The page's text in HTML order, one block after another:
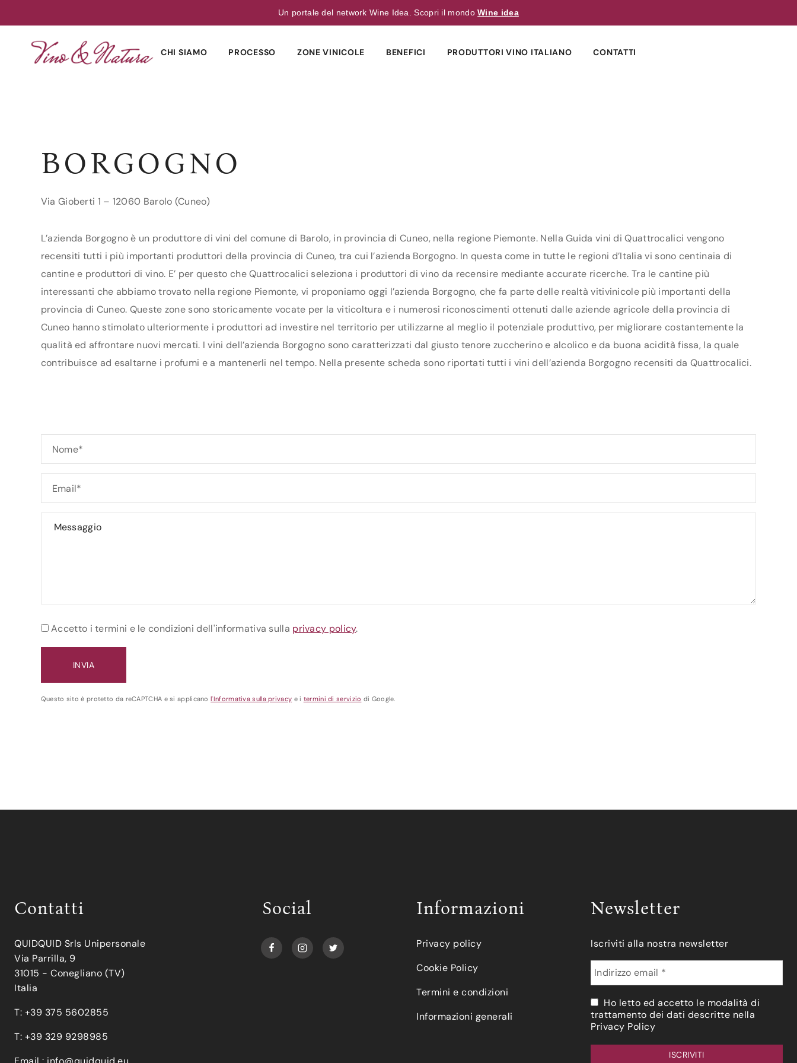
Un portale del network Wine Idea. Scopri il mondoWine idea
CHI SIAMO PROCESSO ZONE VINICOLE BENEFICI PRODUTTORI VINO ITALIANO CONTATTI
BORGOGNO
Via Gioberti 1 – 12060 Barolo (Cuneo)
L’azienda Borgogno è un produttore di vini del comune di Barolo, in provincia di Cuneo, nella regione Piemonte. Nella Guida vini di Quattrocalici vengono
recensiti tutti i più importanti produttori della provincia di Cuneo, tra cui l’azienda Borgogno. In questa come in tutte le regioni d’Italia vi sono centinaia di
cantine e produttori di vino. E’ per questo che Quattrocalici seleziona i produttori di vino da recensire mediante accurate ricerche. Tra le cantine più
interessanti che abbiamo trovato nella regione Piemonte, vi proponiamo oggi l’azienda Borgogno, che fa parte delle realtà vitivinicole più importanti della
provincia di Cuneo. Queste zone sono storicamente vocate per la viticoltura e i numerosi riconoscimenti ottenuti dalle aziende agricole della provincia di
Cuneo hanno stimolato ulteriormente i produttori ad investire nel territorio per utilizzarne al meglio il potenziale produttivo, per migliorare costantemente la
qualità ed affrontare nuovi mercati. I vini dell’azienda Borgogno sono caratterizzati dal giusto tenore zuccherino e alcolico e da buona acidità fissa, la quale
contribuisce ad esaltarne i profumi e a mantenerli nel tempo. Nella presente scheda sono riportati tutti i vini dell’azienda Borgogno recensiti da Quattrocalici.
Accetto i termini e le condizioni dell'informativa sulla privacy policy.
Questo sito è protetto da reCAPTCHA e si applicanol'Informativa sulla privacy e i termini di servizio di Google.
Contatti
QUIDQUID Srls Unipersonale
Via Parrilla, 9
31015 - Conegliano (TV)
Italia
T: +39 375 5602855
T: +39 329 9298985
Social Informazioni
Privacy policy
Cookie Policy
Termini e condizioni
Informazioni generali
Newsletter
Iscriviti alla nostra newsletter
Ho letto ed accetto le modalità di
trattamento dei dati descritte nella
Privacy Policy